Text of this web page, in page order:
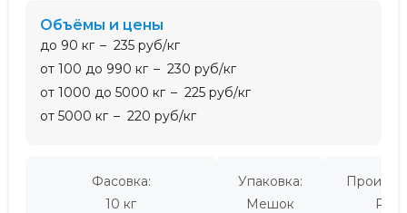
Фасовка:
10 кг
Упаковка:
Мешок
Объёмы и цены
до 90 кг
235 руб/кг
от 100 до 990 кг
230 руб/кг
от 1000 до 5000 кг
225 руб/кг
от 5000 кг
220 руб/кг